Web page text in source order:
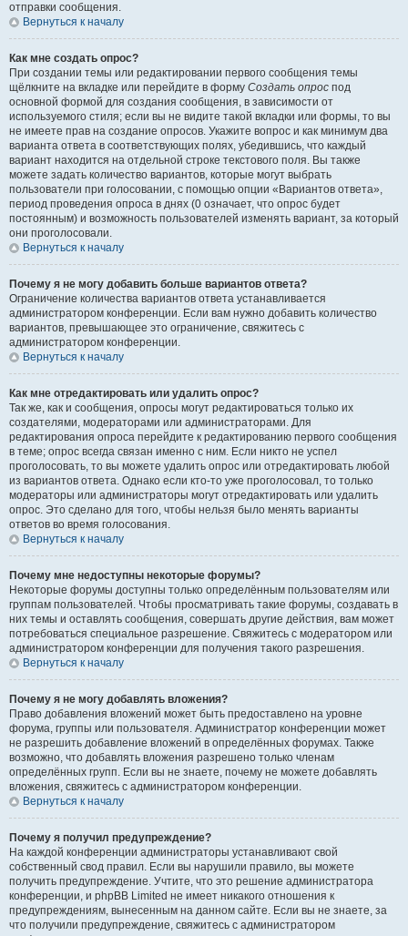
отправки сообщения.
Вернуться к началу
Как мне создать опрос?
При создании темы или редактировании первого сообщения темы
щёлкните на вкладке или перейдите в форму Создать опрос под
основной формой для создания сообщения, в зависимости от
используемого стиля; если вы не видите такой вкладки или формы, то вы
не имеете прав на создание опросов. Укажите вопрос и как минимум два
варианта ответа в соответствующих полях, убедившись, что каждый
вариант находится на отдельной строке текстового поля. Вы также
можете задать количество вариантов, которые могут выбрать
пользователи при голосовании, с помощью опции «Вариантов ответа»,
период проведения опроса в днях (0 означает, что опрос будет
постоянным) и возможность пользователей изменять вариант, за который
они проголосовали.
Вернуться к началу
Почему я не могу добавить больше вариантов ответа?
Ограничение количества вариантов ответа устанавливается
администратором конференции. Если вам нужно добавить количество
вариантов, превышающее это ограничение, свяжитесь с
администратором конференции.
Вернуться к началу
Как мне отредактировать или удалить опрос?
Так же, как и сообщения, опросы могут редактироваться только их
создателями, модераторами или администраторами. Для
редактирования опроса перейдите к редактированию первого сообщения
в теме; опрос всегда связан именно с ним. Если никто не успел
проголосовать, то вы можете удалить опрос или отредактировать любой
из вариантов ответа. Однако если кто-то уже проголосовал, то только
модераторы или администраторы могут отредактировать или удалить
опрос. Это сделано для того, чтобы нельзя было менять варианты
ответов во время голосования.
Вернуться к началу
Почему мне недоступны некоторые форумы?
Некоторые форумы доступны только определённым пользователям или
группам пользователей. Чтобы просматривать такие форумы, создавать в
них темы и оставлять сообщения, совершать другие действия, вам может
потребоваться специальное разрешение. Свяжитесь с модератором или
администратором конференции для получения такого разрешения.
Вернуться к началу
Почему я не могу добавлять вложения?
Право добавления вложений может быть предоставлено на уровне
форума, группы или пользователя. Администратор конференции может
не разрешить добавление вложений в определённых форумах. Также
возможно, что добавлять вложения разрешено только членам
определённых групп. Если вы не знаете, почему не можете добавлять
вложения, свяжитесь с администратором конференции.
Вернуться к началу
Почему я получил предупреждение?
На каждой конференции администраторы устанавливают свой
собственный свод правил. Если вы нарушили правило, вы можете
получить предупреждение. Учтите, что это решение администратора
конференции, и phpBB Limited не имеет никакого отношения к
предупреждениям, вынесенным на данном сайте. Если вы не знаете, за
что получили предупреждение, свяжитесь с администратором